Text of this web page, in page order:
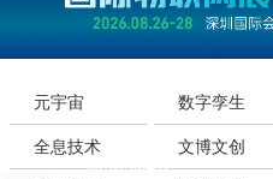
元宇宙 数字孪生
全息技术 文博文创
展览展示